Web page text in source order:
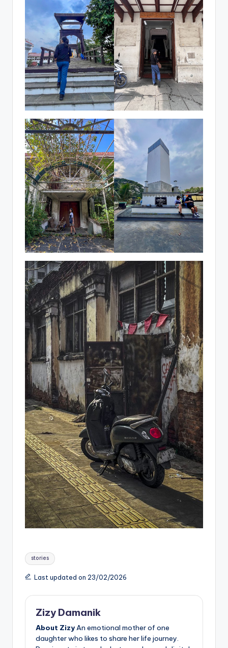
Tags:
stories
Last updated on 23/02/2026
Zizy Damanik
About ZizyAn emotional mother of one
daughter who likes to share her life journey.